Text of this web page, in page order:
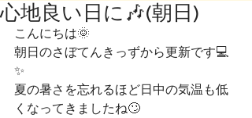
心地良い日に🎶(朝日)
こんにちは🌞
朝日のさぼてんきっずから更新です💻
✨
夏の暑さを忘れるほど日中の気温も低
くなってきましたね🙄